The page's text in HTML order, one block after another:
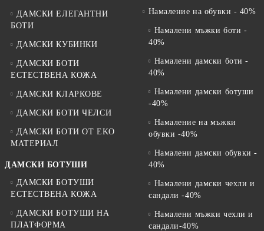
ДАМСКИ ЕЛЕГАНТНИ
БОТИ
ДАМСКИ КУБИНКИ
ДАМСКИ БОТИ
ЕСТЕСТВЕНА КОЖА
ДАМСКИ КЛАРКОВЕ
ДАМСКИ БОТИ ЧЕЛСИ
ДАМСКИ БОТИ ОТ EKO
МАТЕРИАЛ
ДАМСКИ БОТУШИ
ДАМСКИ БОТУШИ
ЕСТЕСТВЕНА КОЖА
ДАМСКИ БОТУШИ НА
ПЛАТФОРМА
Намаление на обувки - 40%
Намалени мъжки боти -
40%
Намалени дамски боти -
40%
Намалени дамски ботуши
-40%
Намаление на мъжки
обувки -40%
Намалени дамски обувки -
40%
Намалени дамски чехли и
сандали -40%
Намалени мъжки чехли и
сандали-40%